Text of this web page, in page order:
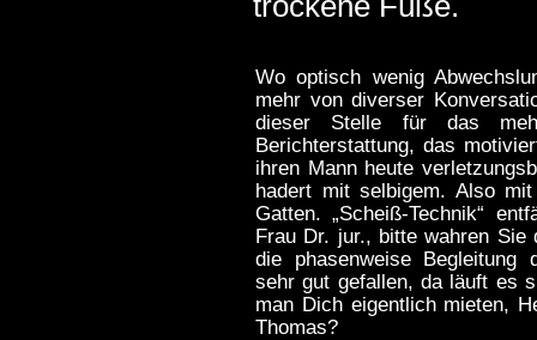
Wo optisch wenig
mehr von diverser
dieser Stelle für das
Berichterstattung, das
ihren Mann heute
hadert mit selbigem. Also
Gatten. „Scheiß-Technik“
Frau Dr. jur., bitte wahren Sie
die phasenweise Begleitung
sehr gut gefallen, da läuft es
man Dich eigentlich mieten,
Thomas?